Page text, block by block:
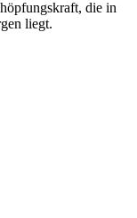
die in
liegt.